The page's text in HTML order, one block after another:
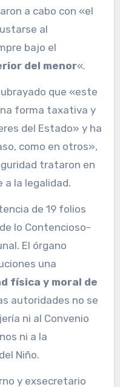
a cabo con «el
al
bajo el
del menor«.
que «este
forma taxativa y
del Estado» y ha
como en otros»,
trataron en
la legalidad.
de 19 folios
lo Contencioso-
El órgano
una
física y moral de
autoridades no se
ni al Convenio
ni a la
Niño.